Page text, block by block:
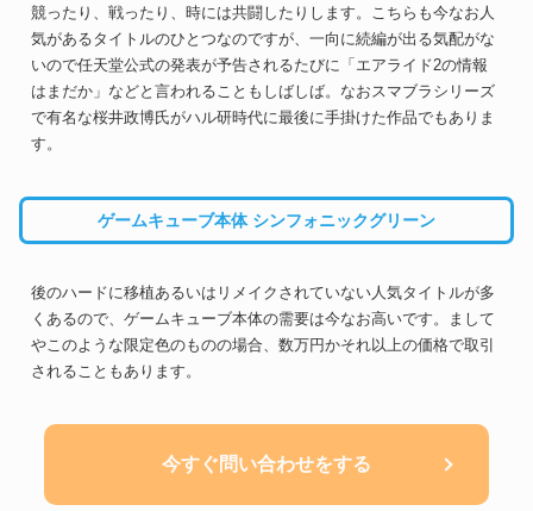
競ったり、戦ったり、時には共闘したりします。こちらも今なお人
気があるタイトルのひとつなのですが、一向に続編が出る気配がな
いので任天堂公式の発表が予告されるたびに「エアライド2の情報
はまだか」などと言われることもしばしば。なおスマブラシリーズ
で有名な桜井政博氏がハル研時代に最後に手掛けた作品でもありま
す。
ゲームキューブ本体 シンフォニックグリーン
後のハードに移植あるいはリメイクされていない人気タイトルが多
くあるので、ゲームキューブ本体の需要は今なお高いです。まして
やこのような限定色のものの場合、数万円かそれ以上の価格で取引
されることもあります。
今すぐ問い合わせをする